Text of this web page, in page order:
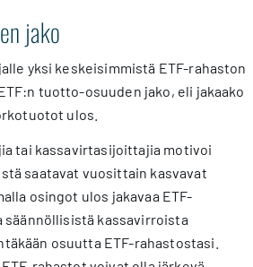
jako
yksi keskeisimmistä ETF-rahaston
tuotto-osuuden jako, eli jakaako
ulos.
tai kassavirtasijoittajia motivoi
saatavat vuosittain kasvavat
osingot ulos jakavaa ETF-
säännöllisistä kassavirroista
osuutta ETF-rahastostasi.